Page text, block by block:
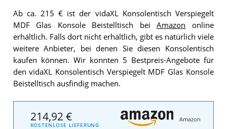
Ab ca. 215 € ist der vidaXL Konsolentisch Verspiegelt
MDF Glas Konsole Beistelltisch beiAmazon online
erhältlich. Falls dort nicht erhältlich, gibt es natürlich viele
weitere Anbieter, bei denen Sie diesen Konsolentisch
kaufen können. Wir konnten 5 Bestpreis-Angebote für
den vidaXL Konsolentisch Verspiegelt MDF Glas Konsole
Beistelltisch ausfindig machen.
214,92 €
KOSTENLOSE LIEFERUNG
Amazon